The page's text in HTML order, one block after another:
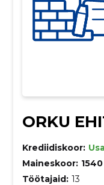
ORKU
Krediidiskoor:
Maineskoor: 1540
Töötajaid: 13